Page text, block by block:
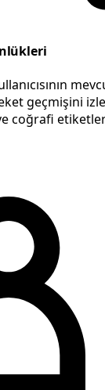
geçmişini
coğrafi